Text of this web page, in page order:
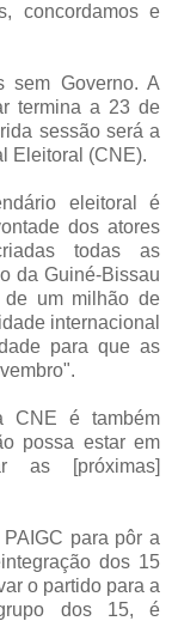
concordamos e
sem Governo. A
termina a 23 de
sessão será a
Eleitoral (CNE).
eleitoral é
dos atores
todas as
da Guiné-Bissau
um milhão de
internacional
para que as
CNE é também
possa estar em
as [próximas]
para pôr a
dos 15
o partido para a
dos 15, é